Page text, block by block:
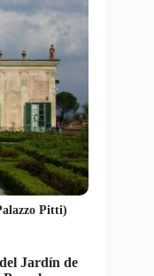
Pitti)
Jardín de